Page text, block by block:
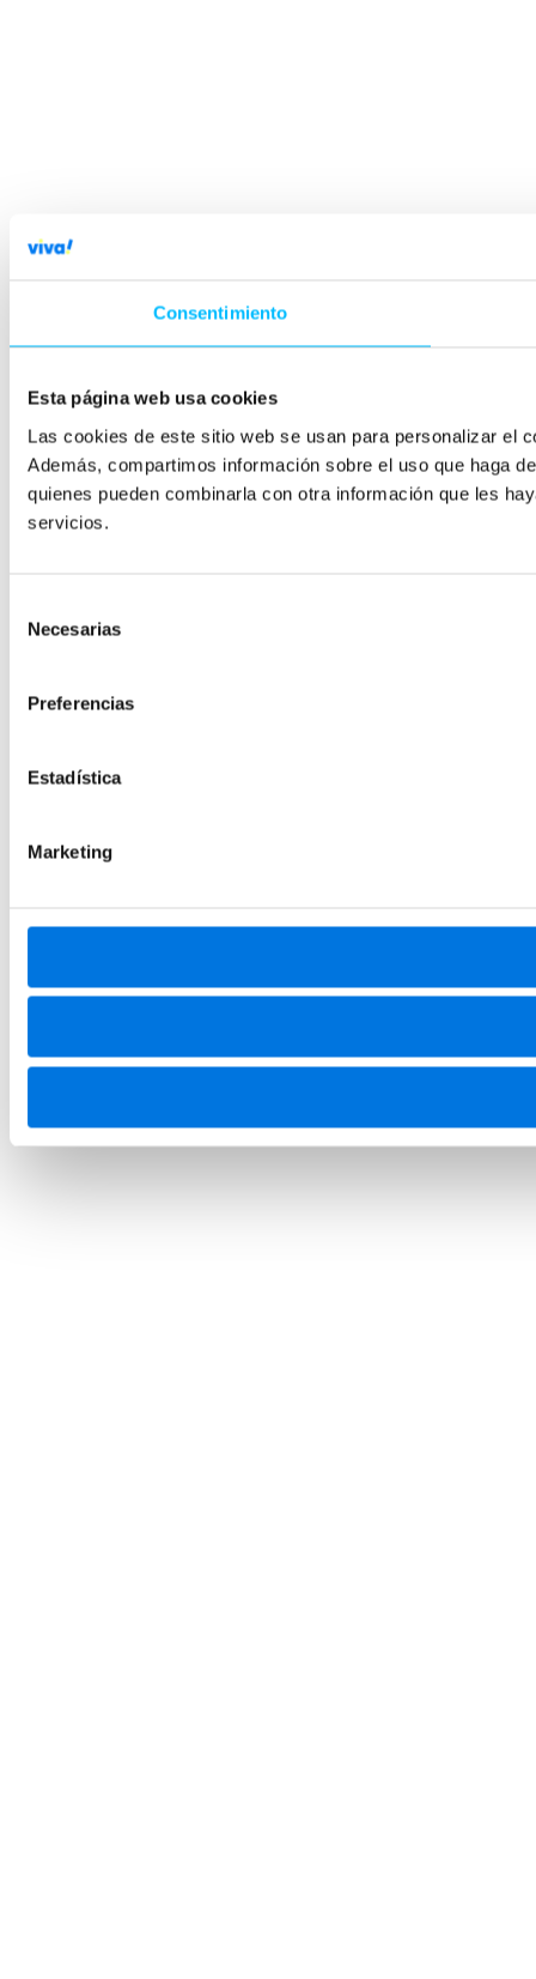
Consentimiento
Esta página web usa cookies
Las cookies de este sitio web se usan para personalizar el
Además, compartimos información sobre el uso que haga
quienes pueden combinarla con otra información que les
servicios.
Necesarias
Preferencias
Estadística
Marketing